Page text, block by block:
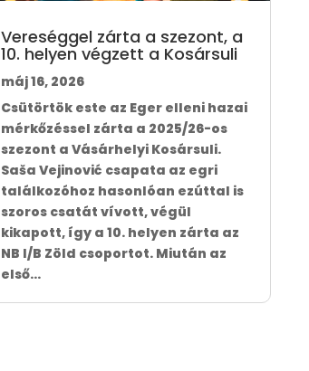
Vereséggel zárta a szezont, a
10. helyen végzett a Kosársuli
máj 16, 2026
Csütörtök este az Eger elleni hazai
mérkőzéssel zárta a 2025/26-os
szezont a Vásárhelyi Kosársuli.
Saša Vejinović csapata az egri
találkozóhoz hasonlóan ezúttal is
szoros csatát vívott, végül
kikapott, így a 10. helyen zárta az
NB I/B Zöld csoportot. Miután az
első...